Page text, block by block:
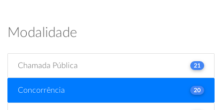
Modalidade
Chamada Pública 21
Concorrência 20